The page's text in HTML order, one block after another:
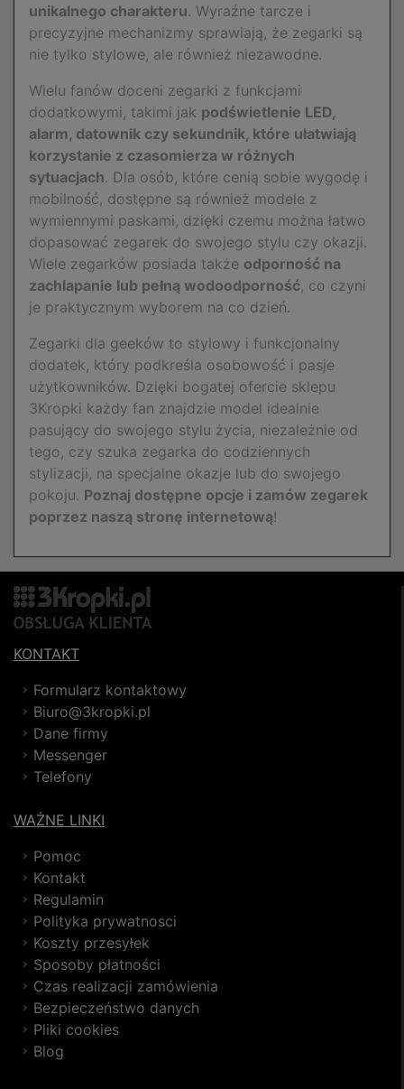
unikalnego charakteru. Wyraźne tarcze i
precyzyjne mechanizmy sprawiają, że zegarki są
nie tylko stylowe, ale również niezawodne.
Wielu fanów doceni zegarki z funkcjami
dodatkowymi, takimi jak podświetlenie LED,
alarm, datownik czy sekundnik, które ułatwiają
korzystanie z czasomierza w różnych
sytuacjach. Dla osób, które cenią sobie wygodę i
mobilność, dostępne są również modele z
wymiennymi paskami, dzięki czemu można łatwo
dopasować zegarek do swojego stylu czy okazji.
Wiele zegarków posiada także odporność na
zachlapanie lub pełną wodoodporność, co czyni
je praktycznym wyborem na co dzień.
Zegarki dla geeków to stylowy i funkcjonalny
dodatek, który podkreśla osobowość i pasje
użytkowników. Dzięki bogatej ofercie sklepu
3Kropki każdy fan znajdzie model idealnie
pasujący do swojego stylu życia, niezależnie od
tego, czy szuka zegarka do codziennych
stylizacji, na specjalne okazje lub do swojego
pokoju. Poznaj dostępne opcje i zamów zegarek
poprzez naszą stronę internetową!
KONTAKT
Formularz kontaktowy
Biuro@3kropki.pl
Dane firmy
Messenger
Telefony
WAŻNE LINKI
Pomoc
Kontakt
Regulamin
Polityka prywatnosci
Koszty przesyłek
Sposoby płatności
Czas realizacji zamówienia
Bezpieczeństwo danych
Pliki cookies
Blog